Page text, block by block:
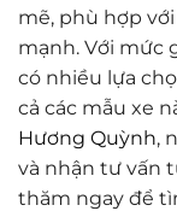
mẽ, phù hợp
mạnh. Với mức
có nhiều lựa
cả các mẫu xe
Hương Quỳnh,
và nhận tư vấn
thăm ngay để